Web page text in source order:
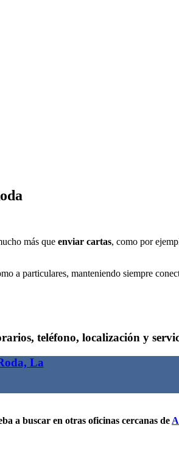
más que enviar cartas, como por
a particulares, manteniendo siempre
teléfono, localización y
La
a buscar en otras oficinas cercanas de